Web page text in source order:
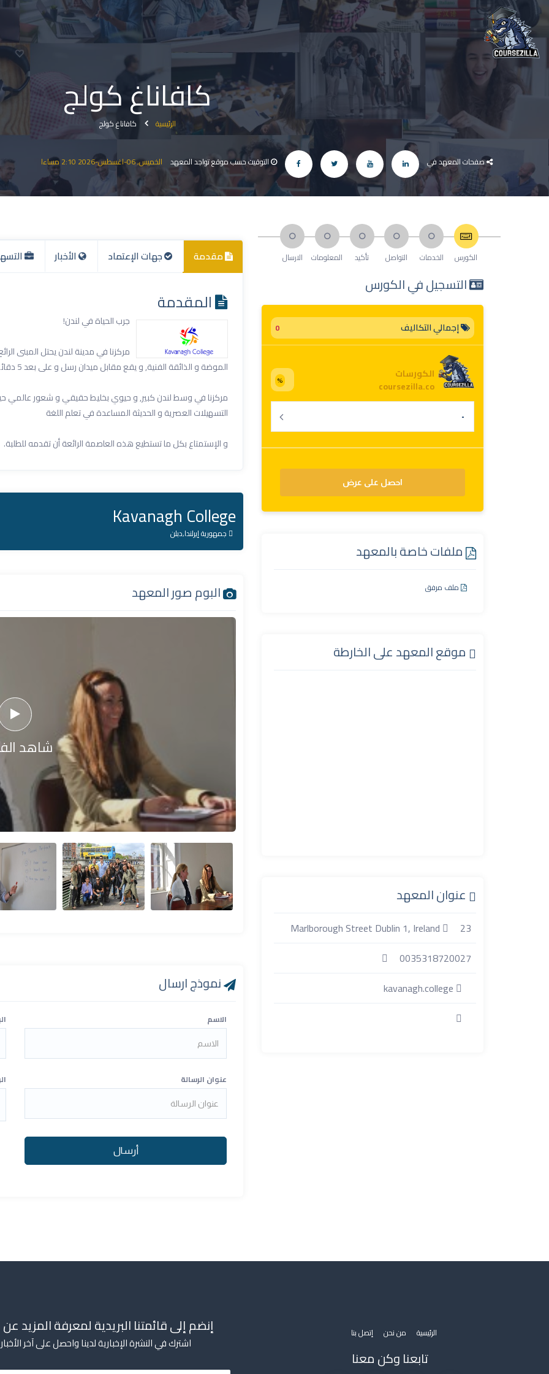
كافاناغ كولج
الرئيسية كافاناغ كولج
الخميس, 06-اغسطس-2026 2:10 مساءا التوقيت حسب موقع تواجد المعهد صفحات المعهد في
الكورس الخدمات التواصل تأكيد المعلومات الارسال
التسجيل في الكورس
إجمالي التكاليف 0
الكورسات
coursezilla.co
%
احصل على عرض
ملفات خاصة بالمعهد
ملف مرفق
موقع المعهد على الخارطة
عنوان المعهد
23 Marlborough Street Dublin 1, Ireland
0035318720027
kavanagh.college
مقدمة جهات الإعتماد الأخبار
المقدمة
جرب الحياة في لندن!
الموضة و الذائقة الفنية, و يقع مقابل ميدان رسل و على بعد 5 دقائق من أشهر متاحف بريطانيا.
مركزنا في وسط لندن كبير, و حيوي بخليط حقيقي و شعور عالمي حيث
التسهيلات العصرية و الحديثة المساعدة في تعلم اللغة
و الإستمتاع بكل ما تستطيع هذه العاصمة الرائعة أن تقدمه للطلبة.
Kavanagh College
جمهورية إيرلندا,دبلن
البوم صور المعهد
شاهد
نموذج ارسال
الاسم
عنوان الرسالة
أرسال
الرئيسية من نحن إتصل بنا
تابعنا وكن معنا
إنضم إلى قائمتنا البريدية لمعرفة المزيد
اشترك في النشرة الإخبارية لدينا واحصل على آخر